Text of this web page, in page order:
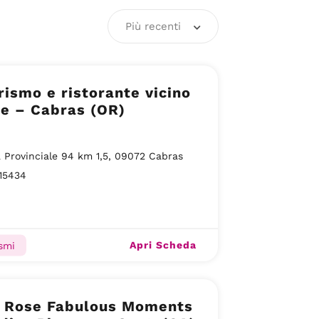
Più recenti
e ristorante vicino
– Cabras (OR)
Provinciale 94 km 1,5, 09072 Cabras
Apri Scheda
Moments